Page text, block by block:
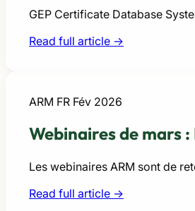
GEP Certificate Database
Read full article →
ARM FR Fév 2026
Webinaires de mars
Les webinaires ARM sont de
Read full article →